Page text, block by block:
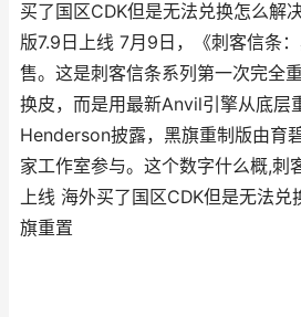
买了国区CDK但是无法兑换怎么解
版7.9日上线 7月9日，《刺客信条
售。这是刺客信条系列第一次完
换皮，而是用最新Anvil引擎从底层
Henderson披露，黑旗重制版由育
家工作室参与。这个数字什么概,刺
上线 海外买了国区CDK但是无法兑
旗重置